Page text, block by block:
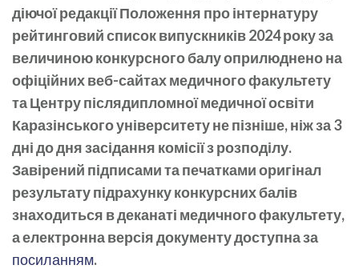
діючої редакції Положення про інтернатуру
рейтинговий список випускників 2024 року за
величиною конкурсного балу оприлюднено на
офіційних веб-сайтах медичного факультету
та Центру післядипломної медичної освіти
Каразінського університету не пізніше, ніж за 3
дні до дня засідання комісії з розподілу.
Завірений підписами та печатками оригінал
результату підрахунку конкурсних балів
знаходиться в деканаті медичного факультету,
а електронна версія документу доступна за
посиланням.